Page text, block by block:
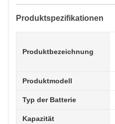
Produktspezifikationen
Produktbezeichnung
Produktmodell
Typ der Batterie
Kapazität